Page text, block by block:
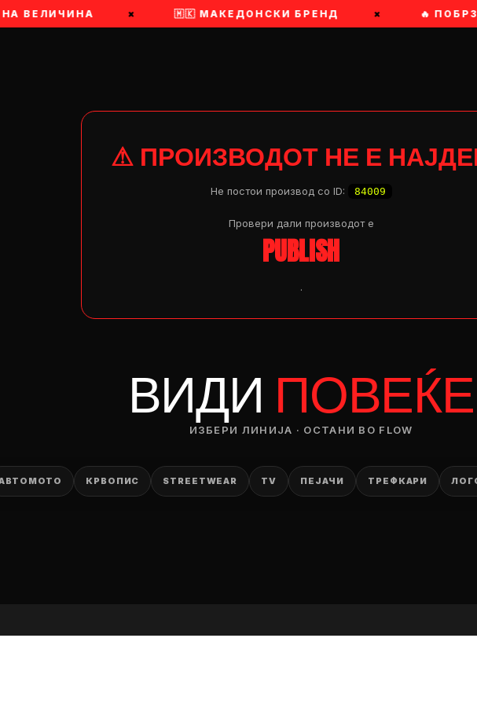
ВЕЛИЧИНА × 🇲🇰 МАКЕДОНСКИ БРЕНД × 🔥
⚠ ПРОИЗВОДОТ НЕ Е
Не постои производ со ID: 84009
Провери дали производот e
PUBLISH
.
ВИДИ ПОВЕЌЕ
ИЗБЕРИ ЛИНИЈА · ОСТАНИ ВО FLOW
КРВОПИС STREETWEAR TV ПЕЈАЧИ ТРЕФКАРИ
— ден
ПЛАТИ ПРИ ДОСТАВА ВО КЕШ